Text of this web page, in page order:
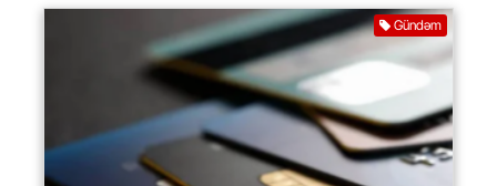
Gündəm